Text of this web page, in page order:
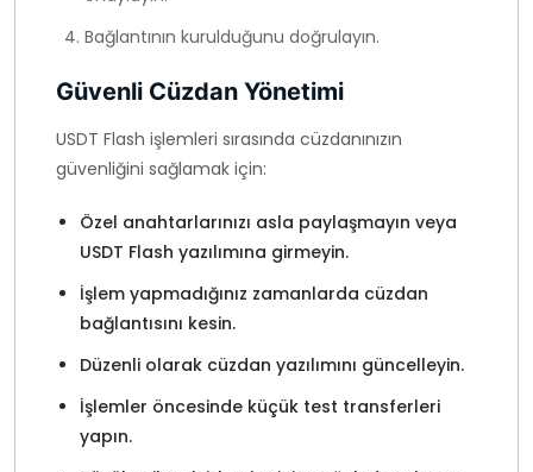
Bağlantının kurulduğunu doğrulayın.
Güvenli Cüzdan Yönetimi
USDT Flash işlemleri sırasında cüzdanınızın
güvenliğini sağlamak için:
Özel anahtarlarınızı asla paylaşmayın veya
USDT Flash yazılımına girmeyin.
İşlem yapmadığınız zamanlarda cüzdan
bağlantısını kesin.
Düzenli olarak cüzdan yazılımını güncelleyin.
İşlemler öncesinde küçük test transferleri
yapın.